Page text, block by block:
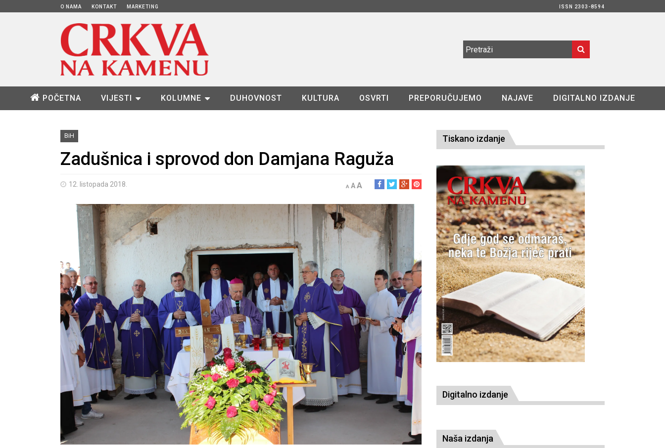
O NAMA KONTAKT MARKETING ISSN 2303-8594
POČETNA VIJESTI KOLUMNE DUHOVNOST KULTURA OSVRTI PREPORUČUJEMO NAJAVE DIGITALNO IZDANJE
BiH
Zadušnica i sprovod don Damjana Raguža
12. listopada 2018. A AA
Tiskano izdanje
Digitalno izdanje
Naša izdanja